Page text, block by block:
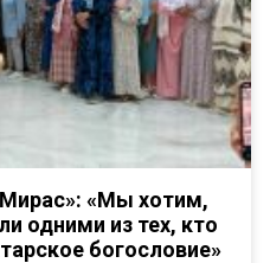
«Мы хотим,
одними из тех, кто
богословие»